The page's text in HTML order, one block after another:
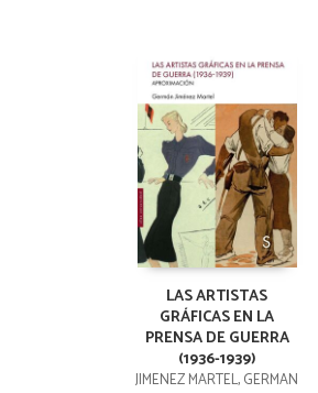
LAS ARTISTAS
GRÁFICAS EN LA
PRENSA DE GUERRA
(1936-1939)
JIMENEZ MARTEL, GERMAN